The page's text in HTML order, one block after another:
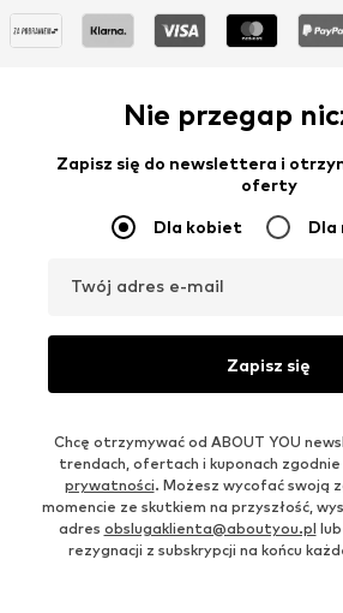
Nie przegap
Zapisz się do newslettera i
oferty
Dla kobiet Dla
Twój adres e-mail
Zapisz się
Chcę otrzymywać od ABOUT YOU
trendach, ofertach i kuponach
prywatności. Możesz wycofać swoją
momencie ze skutkiem na przyszłość,
adres obslugaklienta@aboutyou.pl
rezygnacji z subskrypcji na końcu